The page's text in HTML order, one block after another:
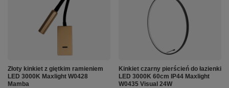
Złoty kinkiet z giętkim ramieniem
LED 3000K Maxlight W0428
Mamba
Kinkiet czarny pierścień do łazienki
LED 3000K 60cm IP44 Maxlight
W0435 Visual 24W